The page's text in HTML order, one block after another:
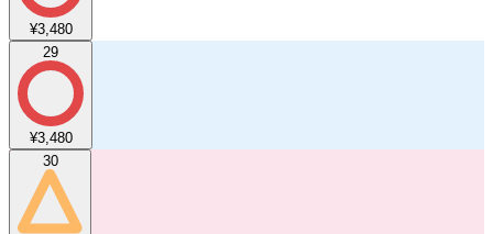
¥3,480
29
¥3,480
30